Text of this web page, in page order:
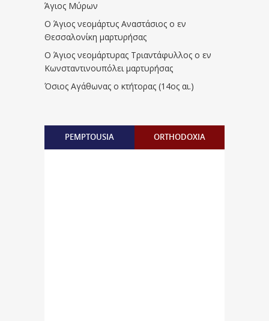
Άγιος Μύρων
Ο Άγιος νεομάρτυς Αναστάσιος ο εν
Θεσσαλονίκη μαρτυρήσας
Ο Άγιος νεομάρτυρας Τριαντάφυλλος ο εν
Κωνσταντινουπόλει μαρτυρήσας
Όσιος Αγάθωνας ο κτήτορας (14ος αι.)
PEMPTOUSIA ORTHODOXIA